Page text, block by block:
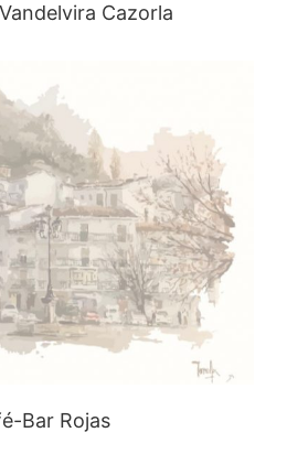
Cazorla
Bar Rojas